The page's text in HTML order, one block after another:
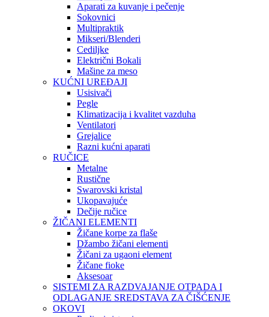
Aparati za kuvanje i pečenje
Sokovnici
Multipraktik
Mikseri/Blenderi
Cediljke
Električni Bokali
Mašine za meso
KUĆNI UREĐAJI
Usisivači
Pegle
Klimatizacija i kvalitet vazduha
Ventilatori
Grejalice
Razni kućni aparati
RUČICE
Metalne
Rustične
Swarovski kristal
Ukopavajuće
Dečije ručice
ŽIČANI ELEMENTI
Žičane korpe za flaše
Džambo žičani elementi
Žičani za ugaoni element
Žičane fioke
Aksesoar
SISTEMI ZA RAZDVAJANJE OTPADA I
ODLAGANJE SREDSTAVA ZA ČIŠĆENJE
OKOVI